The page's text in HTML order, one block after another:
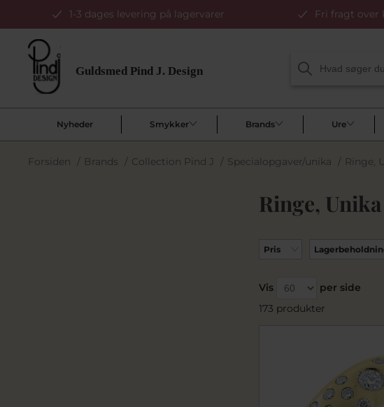
1-3 dages levering på lagervarer Fri fragt over
Nyheder Smykker Brands Ure
Forsiden / Brands / Collection Pind J / Specialopgaver/unika / Ringe,
Ringe,
Pris
Vis
per side
173 produkter